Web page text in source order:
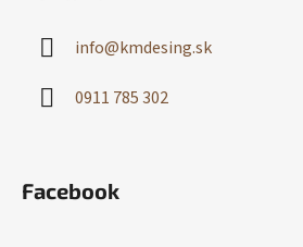
info@kmdesing.sk
0911 785 302
Facebook